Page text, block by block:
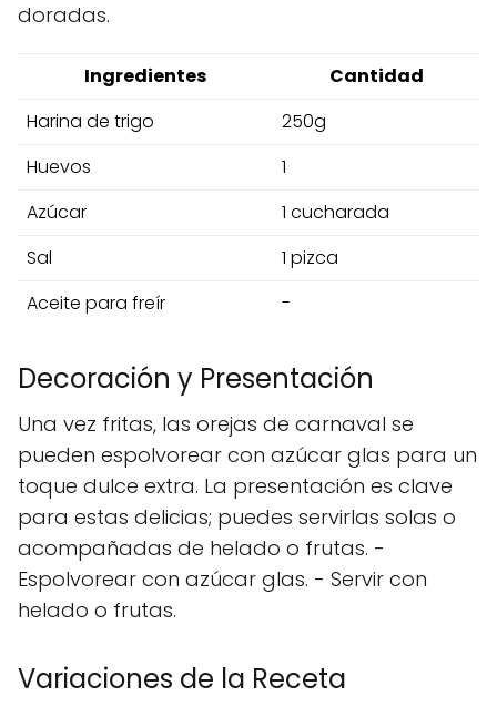
doradas.
Ingredientes
Cantidad
Harina de trigo
250g
Huevos
1
Azúcar
1 cucharada
Sal
1 pizca
Aceite para freír
-
Decoración y Presentación
Una vez fritas, las orejas de carnaval se
pueden espolvorear con azúcar glas para un
toque dulce extra. La presentación es clave
para estas delicias; puedes servirlas solas o
acompañadas de helado o frutas. -
Espolvorear con azúcar glas. - Servir con
helado o frutas.
Variaciones de la Receta